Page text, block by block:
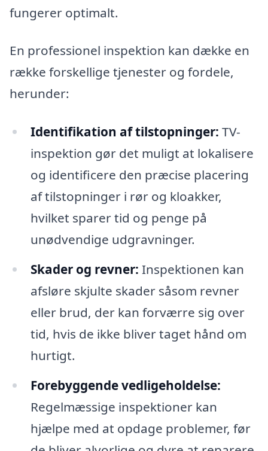
fungerer optimalt.
En professionel inspektion kan dække en
række forskellige tjenester og fordele,
herunder:
Identifikation af tilstopninger: TV-
inspektion gør det muligt at lokalisere
og identificere den præcise placering
af tilstopninger i rør og kloakker,
hvilket sparer tid og penge på
unødvendige udgravninger.
Skader og revner: Inspektionen kan
afsløre skjulte skader såsom revner
eller brud, der kan forværre sig over
tid, hvis de ikke bliver taget hånd om
hurtigt.
Forebyggende vedligeholdelse:
Regelmæssige inspektioner kan
hjælpe med at opdage problemer, før